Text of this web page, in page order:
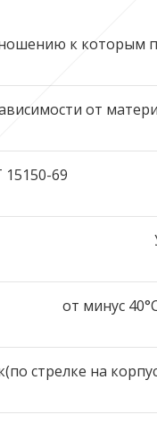
к которым
от
69
от минус
стрелке на